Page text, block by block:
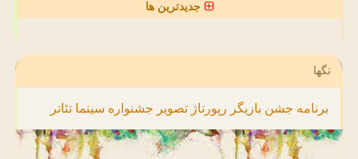
جدیدترین ها
تگها
برنامه جشن بازیگر رپورتاژ تصویر جشنواره سینما تئاتر